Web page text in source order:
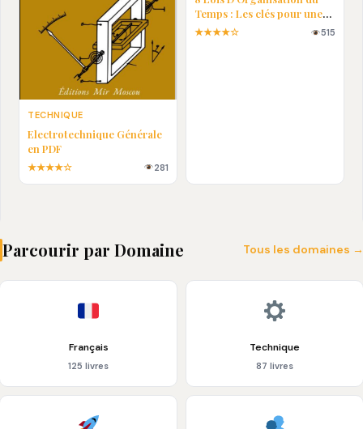
TECHNIQUE
Electrotechnique Générale
en PDF
★★★★☆ 281
Temps : Les clés pour une
vie plus efficace
★★★★☆ 515
Parcourir par Domaine Tous les domaines →
Français
125 livres
Technique
87 livres